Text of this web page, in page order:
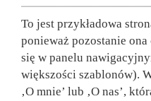
To jest przykładowa
ponieważ pozostanie
się w panelu
większości szablonów).
‚O mnie’ lub ‚O nas’,